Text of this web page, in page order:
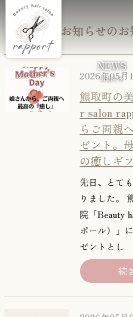
NEWS
お知らせ
お知らせのお
2026年05月
熊取町の
r salon
らご両親
ゼント。
の癒しギ
先日、とて
りました。
院「Beauty
ポール）」
ゼントとし
続